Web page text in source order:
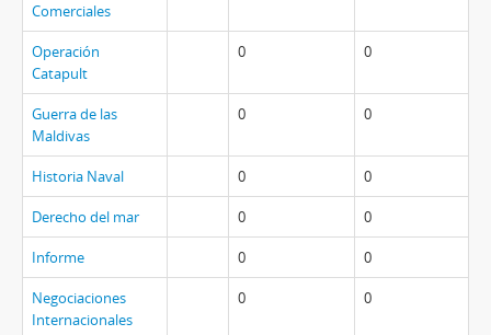
Comerciales
Operación
Catapult
0 0
Guerra de las
Maldivas
0 0
Historia Naval 0 0
Derecho del mar 0 0
Informe 0 0
Negociaciones
Internacionales
0 0